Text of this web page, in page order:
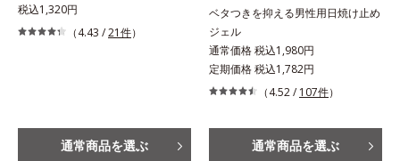
税込1,320円
（4.43 /21件）
通常商品を選ぶ
ベタつきを抑える男性用日焼け止め
ジェル
通常価格 税込1,980円
定期価格 税込1,782円
（4.52 / 107件）
通常商品を選ぶ